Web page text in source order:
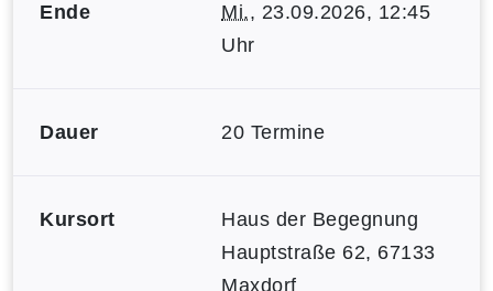
Ende Mi., 23.09.2026, 12:45
Uhr
Dauer 20 Termine
Kursort
Haus der Begegnung
Hauptstraße 62, 67133
Maxdorf